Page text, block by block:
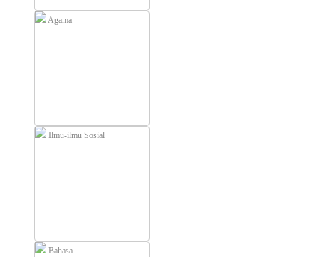
Agama
Ilmu-ilmu Sosial
Bahasa